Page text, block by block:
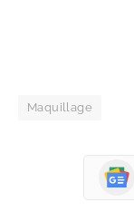
Maquillage